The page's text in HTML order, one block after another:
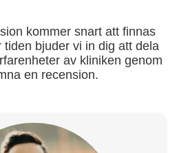
kommer snart att finnas
tiden bjuder vi in dig att dela
av kliniken genom
en recension.